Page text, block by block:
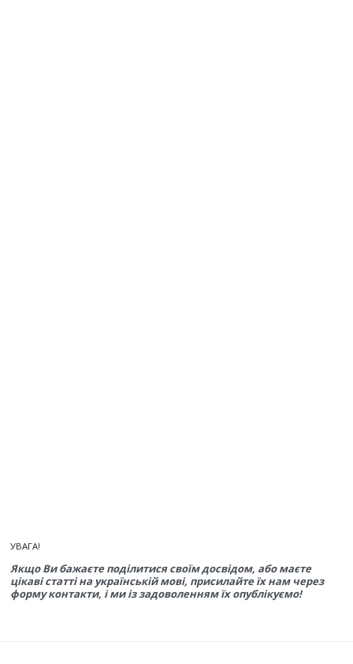
УВАГА!
Якщо Ви бажаєте поділитися своїм досвідом, або маєте
цікаві статті на українській мові, присилайте їх нам через
форму контакти, і ми із задоволенням їх опублікуємо!